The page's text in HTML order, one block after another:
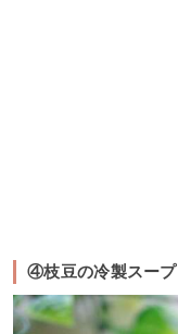
④枝豆の冷製スープ